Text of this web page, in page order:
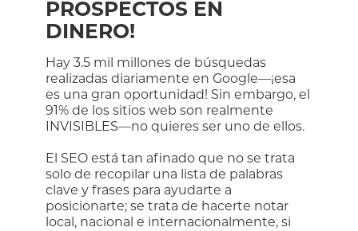
PROSPECTOS EN
DINERO!
Hay 3.5 mil millones de búsquedas
realizadas diariamente en Google—¡esa
es una gran oportunidad! Sin embargo, el
91% de los sitios web son realmente
INVISIBLES—no quieres ser uno de ellos.
El SEO está tan afinado que no se trata
solo de recopilar una lista de palabras
clave y frases para ayudarte a
posicionarte; se trata de hacerte notar
local, nacional e internacionalmente, si